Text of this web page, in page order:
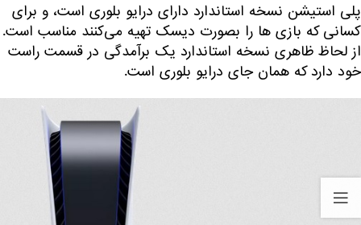
پلی استیشن نسخه استاندارد دارای درایو بلوری است، و برای
کسانی که بازی ها را بصورت دیسک تهیه می‌کنند مناسب است.
از لحاظ ظاهری نسخه استاندارد یک برآمدگی در قسمت راست
خود دارد که همان جای درایو بلوری است.